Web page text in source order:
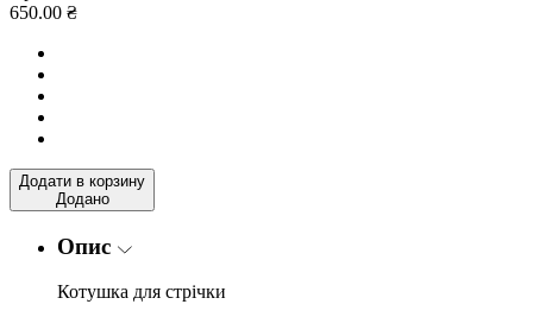
650.00 ₴
Додати в корзину
Додано
Опис
Котушка для стрічки